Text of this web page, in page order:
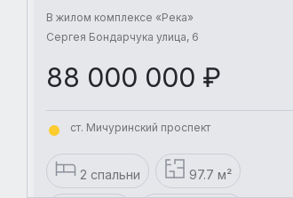
В жилом комплексе «Река»
Сергея Бондарчука улица, 6
88 000 000 ₽
ст. Мичуринский проспект
2 спальни 97.7 м²